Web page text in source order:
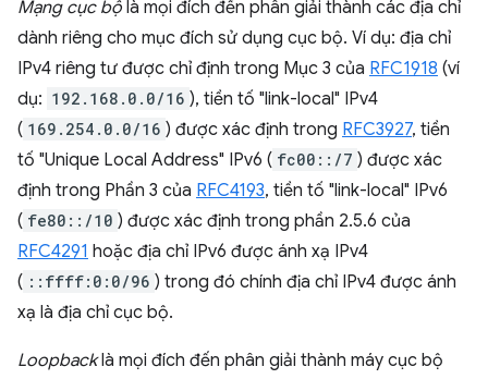
Mạng cục bộ là mọi đích đến phân giải thành các địa chỉ
dành riêng cho mục đích sử dụng cục bộ. Ví dụ: địa chỉ
IPv4 riêng tư được chỉ định trong Mục 3 của RFC1918 (ví
dụ: 192.168.0.0/16 ), tiền tố "link-local" IPv4
( 169.254.0.0/16 ) được xác định trong RFC3927, tiền
tố "Unique Local Address" IPv6 ( fc00::/7 ) được xác
định trong Phần 3 của RFC4193, tiền tố "link-local" IPv6
( fe80::/10 ) được xác định trong phần 2.5.6 của
RFC4291 hoặc địa chỉ IPv6 được ánh xạ IPv4
( ::ffff:0:0/96 ) trong đó chính địa chỉ IPv4 được ánh
xạ là địa chỉ cục bộ.
Loopbacklà mọi đích đến phân giải thành máy cục bộ